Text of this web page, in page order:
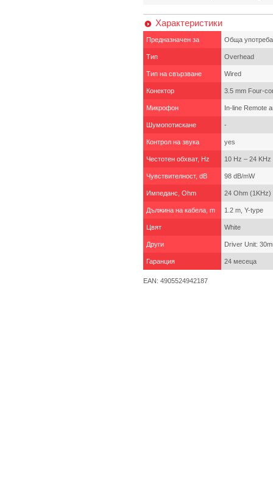
Характеристики
Предназначен за Обща употреба
Тип Overhead
Тип на свързване Wired
Конектор 3.5 mm Four-
Микрофон In-line Remote
Шумопотискане -
Контрол на звука yes
Честотен обхват, Hz 10 Hz – 24 KHz
Чувствителност, dB 98 dB/mW
Импеданс, Ohm 24 Ohm (1KHz)
Дължина на кабела, m 1.2 m, Y-type
Цвят White
Други Driver Unit:
Гаранция 24 месеца
EAN: 4905524942187